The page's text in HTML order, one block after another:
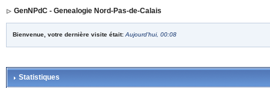
GenNPdC - Genealogie Nord-Pas-de-Calais
Bienvenue, votre dernière visite était: Aujourd'hui, 00:08
Statistiques